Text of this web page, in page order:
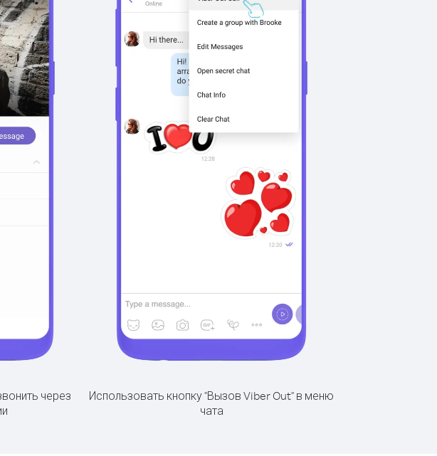
через
Использовать кнопку "Вызов Viber Out" в меню
чата